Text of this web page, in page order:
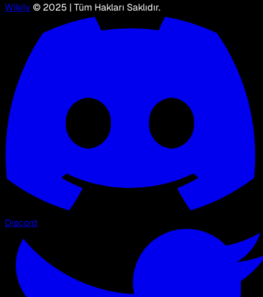
Wikily © 2025 | Tüm Hakları Saklıdır.
Discord